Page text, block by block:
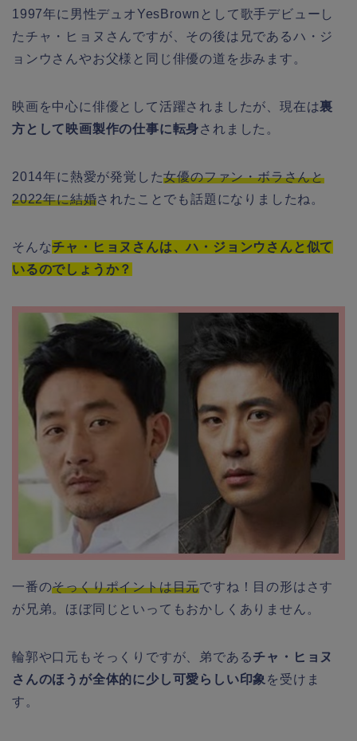
1997年に男性デュオYesBrownとして歌手デビューし
たチャ・ヒョヌさんですが、その後は兄であるハ・ジ
ョンウさんやお父様と同じ俳優の道を歩みます。
映画を中心に俳優として活躍されましたが、現在は裏
方として映画製作の仕事に転身されました。
2014年に熱愛が発覚した女優のファン・ボラさんと
2022年に結婚されたことでも話題になりましたね。
そんなチャ・ヒョヌさんは、ハ・ジョンウさんと似て
いるのでしょうか？
一番のそっくりポイントは目元ですね！目の形はさす
が兄弟。ほぼ同じといってもおかしくありません。
輪郭や口元もそっくりですが、弟であるチャ・ヒョヌ
さんのほうが全体的に少し可愛らしい印象 を受けま
す。